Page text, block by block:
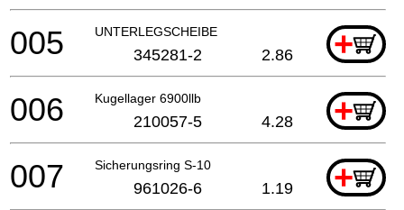
UNTERLEGSCHEIBE +
005 345281-2 2.86
Kugellager 6900llb +
006 210057-5 4.28
Sicherungsring S-10 +
007 961026-6 1.19